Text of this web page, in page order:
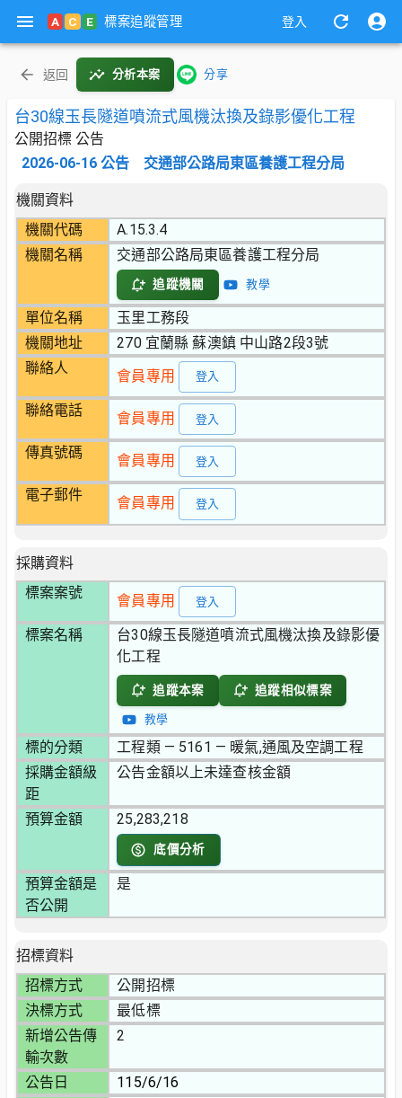
A C E 標案追蹤管理 登入
返回 分析本案 分享
台30線玉長隧道噴流式風機汰換及錄影優化工程
公開招標 公告
2026-06-16 公告 交通部公路局東區養護工程分局
機關資料
機關代碼
A.15.3.4
機關名稱
交通部公路局東區養護工程分局
追蹤機關 教學
單位名稱
玉里工務段
機關地址
270 宜蘭縣 蘇澳鎮 中山路2段3號
聯絡人
會員專用 登入
聯絡電話 會員專用 登入
傳真號碼 會員專用 登入
電子郵件 會員專用 登入
採購資料
標案案號
會員專用 登入
標案名稱
台30線玉長隧道噴流式風機汰換及錄影優
化工程
追蹤本案 追蹤相似標案
教學
標的分類
工程類 — 5161 — 暖氣,通風及空調工程
採購金額級
距
公告金額以上未達查核金額
預算金額 25,283,218
底價分析
預算金額是
否公開
是
招標資料
招標方式
公開招標
決標方式
最低標
新增公告傳
輸次數
2
公告日
115/6/16